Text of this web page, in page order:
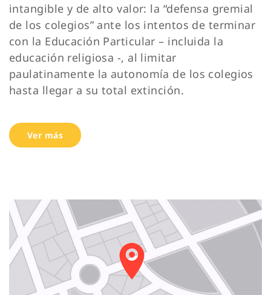
intangible y de alto valor: la “defensa gremial
de los colegios” ante los intentos de terminar
con la Educación Particular – incluida la
educación religiosa -, al limitar
paulatinamente la autonomía de los colegios
hasta llegar a su total extinción.
Ver más